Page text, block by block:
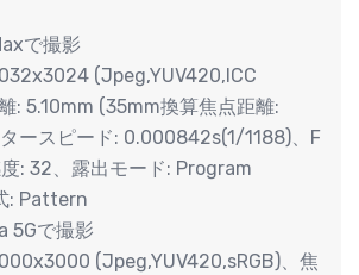
で撮影
(Jpeg,YUV420,ICC
: 5.10mm (35mm換算焦点距離:
ースピード: 0.000842s(1/1188)、F
: 32、露出モード: Program
: Pattern
5Gで撮影
(Jpeg,YUV420,sRGB)、焦